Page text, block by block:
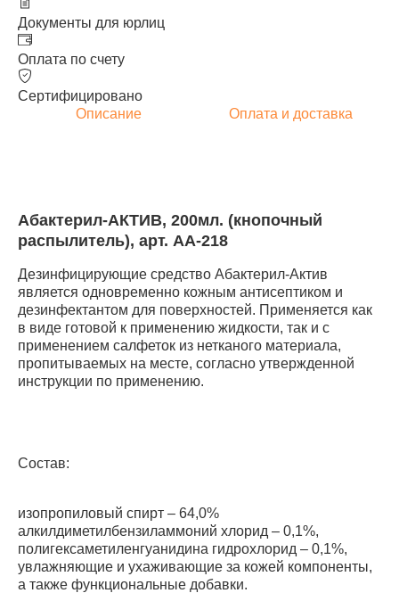
Документы для юрлиц
Оплата по счету
Сертифицировано
Описание
Оплата и доставка
Абактерил-АКТИВ, 200мл. (кнопочный
распылитель), арт. АА-218
Дезинфицирующие средство Абактерил-Актив
является одновременно кожным антисептиком и
дезинфектантом для поверхностей. Применяется как
в виде готовой к применению жидкости, так и с
применением салфеток из нетканого материала,
пропитываемых на месте, согласно утвержденной
инструкции по применению.
Состав:
изопропиловый спирт – 64,0%
алкилдиметилбензиламмоний хлорид – 0,1%,
полигексаметиленгуанидина гидрохлорид – 0,1%,
увлажняющие и ухаживающие за кожей компоненты,
а также функциональные добавки.